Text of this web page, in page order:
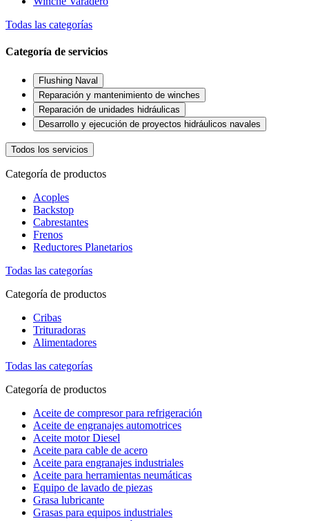
Todas las categorías
Categoría de servicios
Flushing Naval
Reparación y mantenimiento de winches
Reparación de unidades hidráulicas
Desarrollo y ejecución de proyectos hidráulicos navales
Todos los servicios
Categoría de productos
Acoples
Backstop
Cabrestantes
Frenos
Reductores Planetarios
Todas las categorías
Categoría de productos
Cribas
Trituradoras
Alimentadores
Todas las categorías
Categoría de productos
Aceite de compresor para refrigeración
Aceite de engranajes automotrices
Aceite motor Diesel
Aceite para cable de acero
Aceite para engranajes industriales
Aceite para herramientas neumáticas
Equipo de lavado de piezas
Grasa lubricante
Grasas para equipos industriales